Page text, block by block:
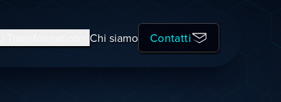
Chi siamo Contatti